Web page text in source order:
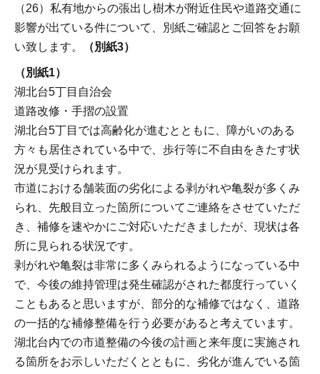
（26）私有地からの張出し樹木が附近住民や道路交通に
影響が出ている件について、別紙ご確認とご回答をお願
い致します。
（別紙3）
（別紙1）
湖北台5丁目自治会
道路改修・手摺の設置
湖北台5丁目では高齢化が進むとともに、障がいのある
方々も居住されている中で、歩行等に不自由をきたす状
況が見受けられます。
市道における舗装面の劣化による剥がれや亀裂が多くみ
られ、先般目立った箇所についてご連絡をさせていただ
き、補修を速やかにご対応いただきましたが、現状は各
所に見られる状況です。
剥がれや亀裂は非常に多くみられるようになっている中
で、今後の維持管理は発生確認がされた都度行っていく
こともあると思いますが、部分的な補修ではなく、道路
の一括的な補修整備を行う必要があると考えています。
湖北台内での市道整備の今後の計画と来年度に実施され
る箇所をお示しいただくとともに、劣化が進んでいる箇